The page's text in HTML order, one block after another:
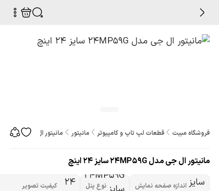
فروشگاه مبیت قطعات لپ تاپ و کامپیوتر مانیتور مانیتور ال جی مدل 24MP59G سایز 24 اینچ
مانیتور ال جی مدل 24MP59G سایز 24 اینچ
اندازه صفحه نمایش نوع پنل کیفیت تصویر